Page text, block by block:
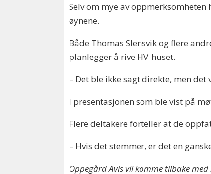
Selv om mye av
øynene.
Både Thomas Slensvik og flere
planlegger å rive HV-huset.
– Det ble ikke sagt direkte, men
I presentasjonen som ble vist på
Flere deltakere forteller at de
– Hvis det stemmer, er det en
Oppegård Avis vil komme tilbake